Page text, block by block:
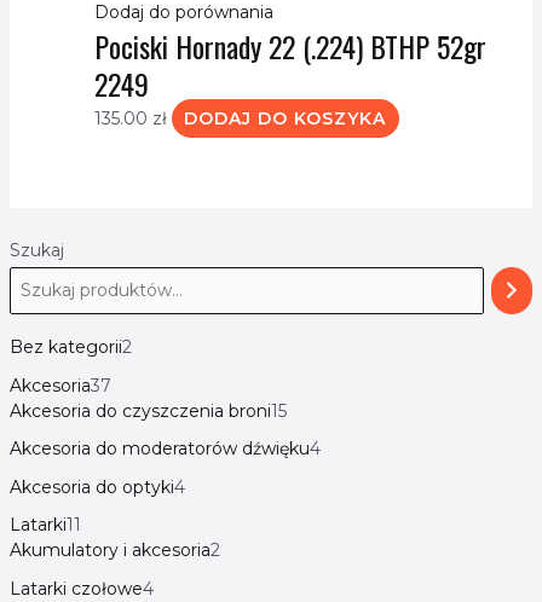
Szukaj
Bez kategorii2
Akcesoria37
Akcesoria do czyszczenia broni15
Akcesoria do moderatorów dźwięku4
Akcesoria do optyki4
Latarki11
Akumulatory i akcesoria2
Latarki czołowe4
Dodaj do porównania
Pociski Hornady 22 (.224) BTHP 52gr
2249
135.00 zł DODAJ DO KOSZYKA